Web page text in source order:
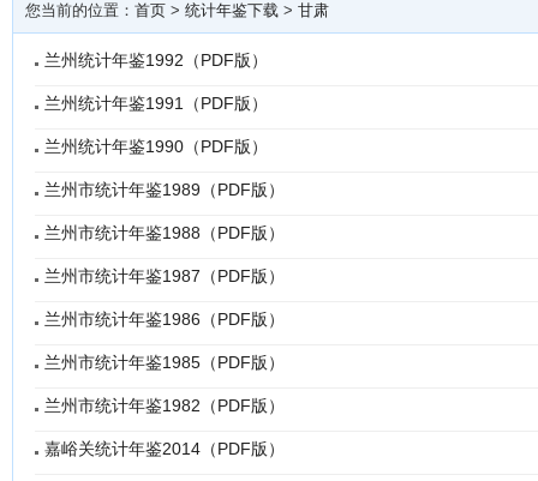
您当前的位置： 首页 > 统计年鉴下载 > 甘肃
兰州统计年鉴1992（PDF版）
兰州统计年鉴1991（PDF版）
兰州统计年鉴1990（PDF版）
兰州市统计年鉴1989（PDF版）
兰州市统计年鉴1988（PDF版）
兰州市统计年鉴1987（PDF版）
兰州市统计年鉴1986（PDF版）
兰州市统计年鉴1985（PDF版）
兰州市统计年鉴1982（PDF版）
嘉峪关统计年鉴2014（PDF版）